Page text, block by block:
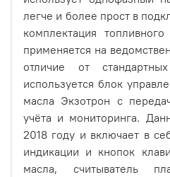
легче и более прост в
комплектация
применяется на
отличие от
используется блок
масла Экзотрон с
учёта и мониторинга.
2018 году и включает в
индикации и кнопок
масла, считыватель